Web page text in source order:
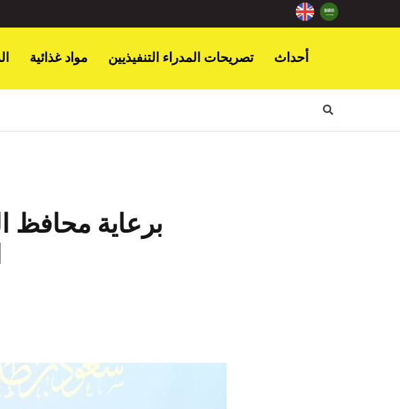
مواد غذائية تصريحات المدراء التنفيذيين أحداث